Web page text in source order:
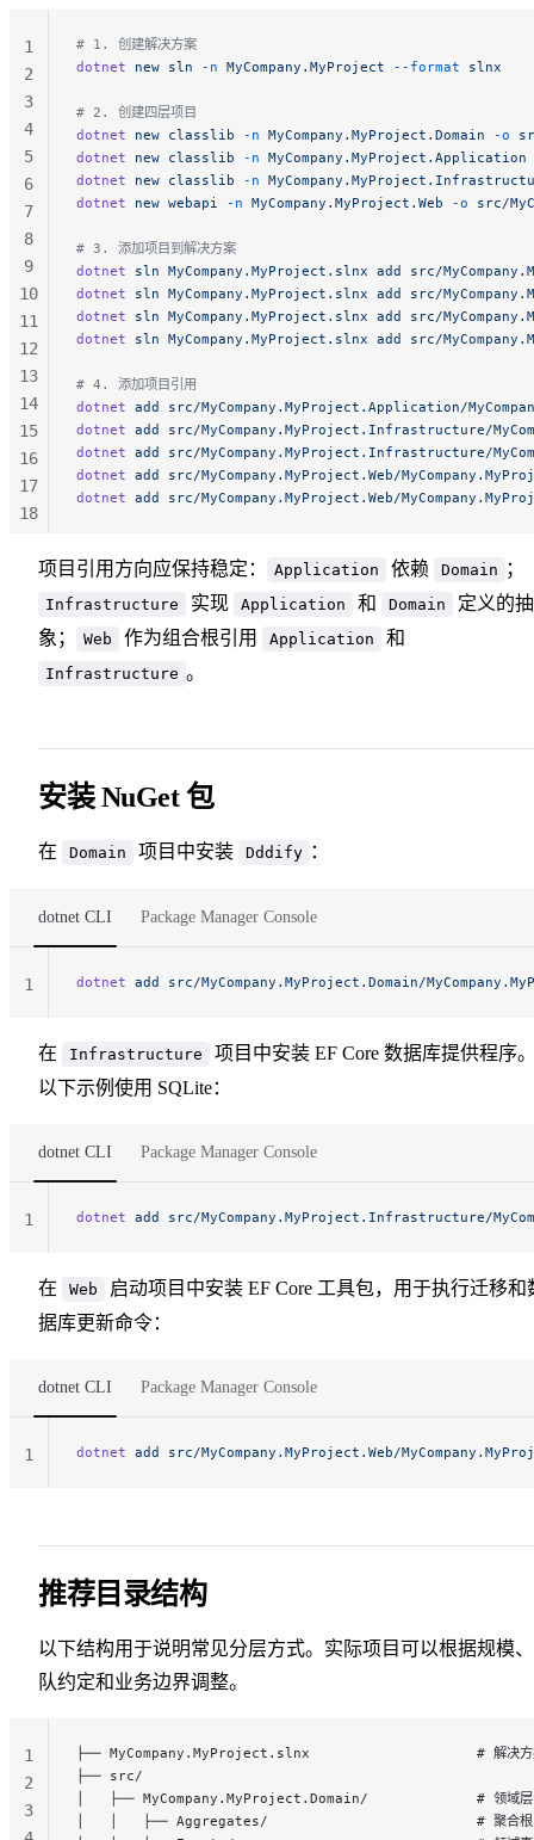
# 1. 创建解决方案
dotnet new sln -n MyCompany.MyProject --format slnx
# 2. 创建四层项目
dotnet new classlib -n MyCompany.MyProject.Domain -o
dotnet new classlib -n MyCompany.MyProject.Application
dotnet new classlib -n
dotnet new webapi -n MyCompany.MyProject.Web -o src/
# 3. 添加项目到解决方案
dotnet sln MyCompany.MyProject.slnx add src/
dotnet sln MyCompany.MyProject.slnx add src/
dotnet sln MyCompany.MyProject.slnx add src/
dotnet sln MyCompany.MyProject.slnx add src/
# 4. 添加项目引用
dotnet add src/MyCompany.MyProject.Application/
dotnet add src/MyCompany.MyProject.Infrastructure/
dotnet add src/MyCompany.MyProject.Infrastructure/
dotnet add src/MyCompany.MyProject.Web/
dotnet add src/MyCompany.MyProject.Web/
1
2
3
4
5
6
7
8
9
10
11
12
13
14
15
16
17
18
项目引用方向应保持稳定： Application 依赖 Domain ；
Infrastructure 实现 Application 和 Domain
定义的抽
象；
Web 作为组合根引用 Application 和
Infrastructure 。
安装 NuGet 包
在 Domain 项目中安装 Dddify ：
dotnet CLI Package Manager Console
dotnet add src/MyCompany.MyProject.Domain/
1
在 Infrastructure
项目中安装 EF Core 数据库提供程序
以下示例使用 SQLite：
dotnet CLI Package Manager Console
dotnet add src/MyCompany.MyProject.Infrastructure/
1
在 Web
启动项目中安装 EF Core 工具包，用于执行迁移和
据库更新命令：
dotnet CLI Package Manager Console
dotnet add src/MyCompany.MyProject.Web/
1
推荐目录结构
以下结构用于说明常见分层方式。实际项目可以根据规模
队约定和业务边界调整。
├── MyCompany.MyProject.slnx                    # 解决方
├── src/
│   ├── MyCompany.MyProject.Domain/             # 领域层
│   │   ├── Aggregates/                         # 聚合根、子实体
1
2
3